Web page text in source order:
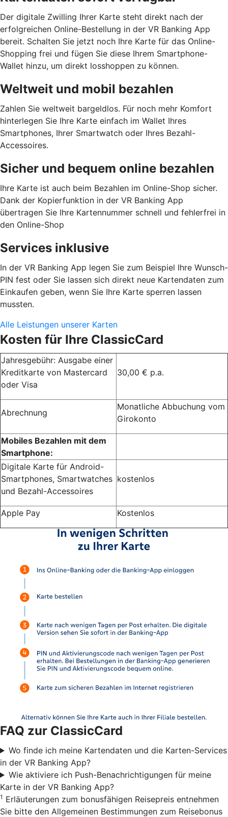
Der digitale Zwilling Ihrer Karte steht direkt nach der
erfolgreichen Online-Bestellung in der VR Banking App
bereit. Schalten Sie jetzt noch Ihre Karte für das Online-
Shopping frei und fügen Sie diese Ihrem Smartphone-
Wallet hinzu, um direkt losshoppen zu können.
Weltweit und mobil bezahlen
Zahlen Sie weltweit bargeldlos. Für noch mehr Komfort
hinterlegen Sie Ihre Karte einfach im Wallet Ihres
Smartphones, Ihrer Smartwatch oder Ihres Bezahl-
Accessoires.
Sicher und bequem online bezahlen
Ihre Karte ist auch beim Bezahlen im Online-Shop sicher.
Dank der Kopierfunktion in der VR Banking App
übertragen Sie Ihre Kartennummer schnell und fehlerfrei in
den Online-Shop
Services inklusive
In der VR Banking App legen Sie zum Beispiel Ihre Wunsch-
PIN fest oder Sie lassen sich direkt neue Kartendaten zum
Einkaufen geben, wenn Sie Ihre Karte sperren lassen
mussten.
Alle Leistungen unserer Karten
Kosten für Ihre ClassicCard
Jahresgebühr: Ausgabe einer
Kreditkarte von Mastercard
oder Visa
30,00 € p.a.
Abrechnung
Monatliche Abbuchung vom
Girokonto
Mobiles Bezahlen mit dem
Smartphone:
Digitale Karte für Android-
Smartphones, Smartwatches
und Bezahl-Accessoires
kostenlos
Apple Pay Kostenlos
FAQ zur ClassicCard
Wo finde ich meine Kartendaten und die Karten-Services
in der VR Banking App?
Wie aktiviere ich Push-Benachrichtigungen für meine
Karte in der VR Banking App?
1 Erläuterungen zum bonusfähigen Reisepreis entnehmen
Sie bitte den Allgemeinen Bestimmungen zum Reisebonus